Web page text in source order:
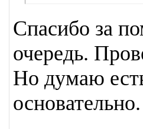
Спасибо за
очередь.
Но думаю
основательно.